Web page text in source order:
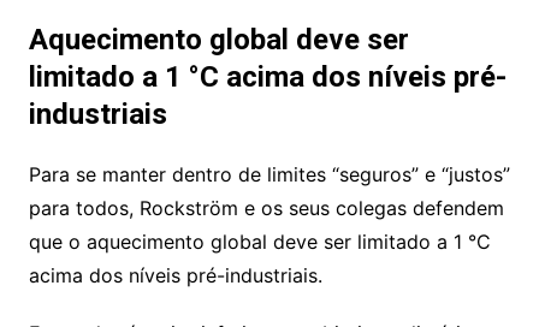
Aquecimento global deve ser
limitado a 1 °C acima dos níveis pré-
industriais
Para se manter dentro de limites “seguros” e “justos”
para todos, Rockström e os seus colegas defendem
que o aquecimento global deve ser limitado a 1 °C
acima dos níveis pré-industriais.